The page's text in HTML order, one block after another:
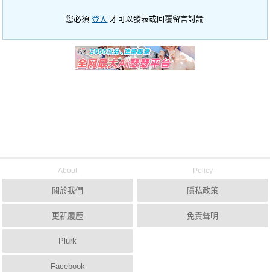
您必須登入 才可以發表或回覆留言討論
About
關於我們
更新履歷
Plurk
Facebook
Policy
隱私政策
免責聲明